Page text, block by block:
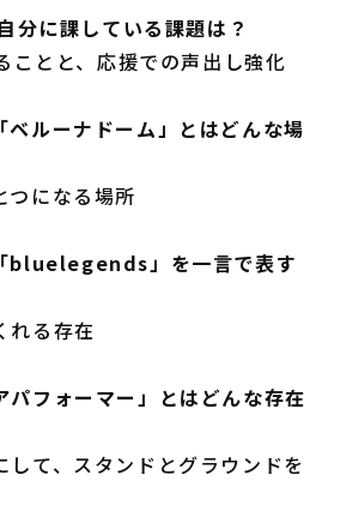
に課している課題は？
ことと、応援での声出し強化
ルーナドーム」とはどんな場
つになる場所
bluelegends」を一言で表す
れる存在
フォーマー」とはどんな存在
て、スタンドとグラウンドを